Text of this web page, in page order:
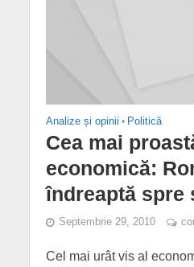
Analize și opinii • Politică
Cea mai
economică:
îndreaptă spre
Septembrie 29, 2010
Cel mai urât vis al